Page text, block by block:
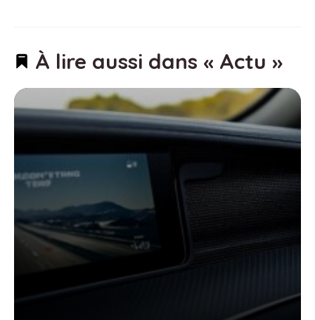
À lire aussi dans « Actu »